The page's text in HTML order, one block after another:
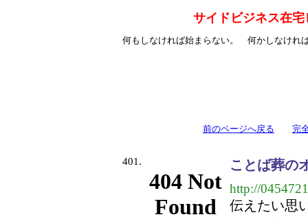
サイドビジネス在
何もしなければ始まらない。 何かしなけれ
前のページへ戻る 完
401. ことば葬の
http://
伝えたい思